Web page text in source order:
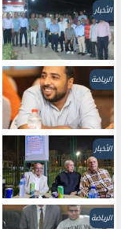
الأخبار
الرياضة
الأخبار
الرياضة